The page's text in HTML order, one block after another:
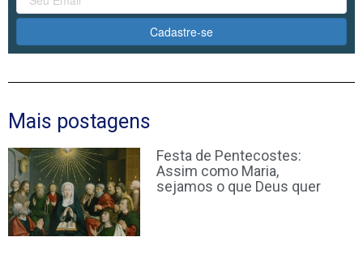
Cadastre-se
Mais postagens
Festa de Pentecostes:
Assim como Maria,
sejamos o que Deus quer